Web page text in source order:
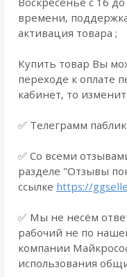
времени,
активация товара ;
Купить товар Вы
переходе к оплате
кабинет, то
✅ Телеграмм паблик
✅ Со всеми
разделе "Отзывы
ссылке https://
✅ Мы не несём
рабочий не по
компании
использования